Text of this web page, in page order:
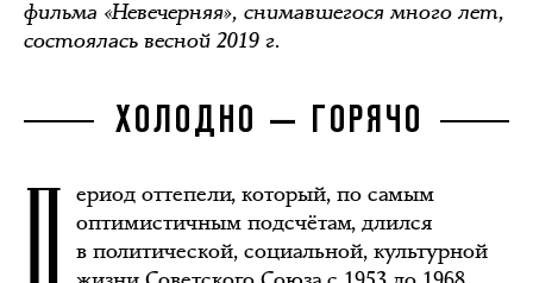
фильма «Невечерняя», снимавшегося много лет,
состоялась весной 2019 г.
ХОЛОДНО — ГОРЯЧО
П ериод оттепели, который, по самым
оптимистичным подсчётам, длился
в политической, социальной, культурной